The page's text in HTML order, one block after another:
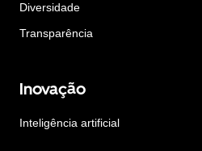
Diversidade
Transparência
Inovação
Inteligência artificial